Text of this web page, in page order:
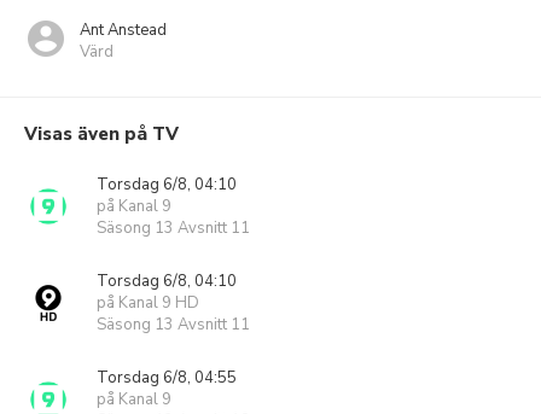
Ant Anstead
Värd
Visas även på TV
Torsdag 6/8, 04:10
på Kanal 9
Säsong 13 Avsnitt 11
Torsdag 6/8, 04:10
på Kanal 9 HD
Säsong 13 Avsnitt 11
Torsdag 6/8, 04:55
på Kanal 9